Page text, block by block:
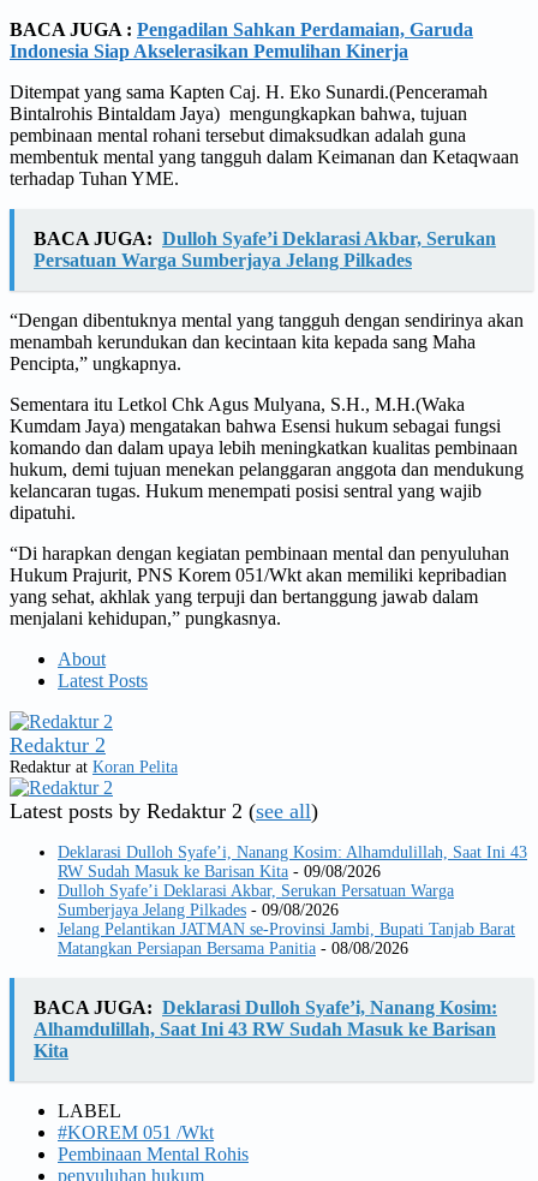
BACA JUGA : Pengadilan Sahkan Perdamaian, Garuda
Indonesia Siap Akselerasikan Pemulihan Kinerja
Ditempat yang sama Kapten Caj. H. Eko Sunardi.(Penceramah
Bintalrohis Bintaldam Jaya) mengungkapkan bahwa, tujuan
pembinaan mental rohani tersebut dimaksudkan adalah guna
membentuk mental yang tangguh dalam Keimanan dan Ketaqwaan
terhadap Tuhan YME.
BACA JUGA: Dulloh Syafe’i Deklarasi Akbar, Serukan
Persatuan Warga Sumberjaya Jelang Pilkades
“Dengan dibentuknya mental yang tangguh dengan sendirinya akan
menambah kerundukan dan kecintaan kita kepada sang Maha
Pencipta,” ungkapnya.
Sementara itu Letkol Chk Agus Mulyana, S.H., M.H.(Waka
Kumdam Jaya) mengatakan bahwa Esensi hukum sebagai fungsi
komando dan dalam upaya lebih meningkatkan kualitas pembinaan
hukum, demi tujuan menekan pelanggaran anggota dan mendukung
kelancaran tugas. Hukum menempati posisi sentral yang wajib
dipatuhi.
“Di harapkan dengan kegiatan pembinaan mental dan penyuluhan
Hukum Prajurit, PNS Korem 051/Wkt akan memiliki kepribadian
yang sehat, akhlak yang terpuji dan bertanggung jawab dalam
menjalani kehidupan,” pungkasnya.
About
Latest Posts
Redaktur 2
Redaktur at Koran Pelita
Latest posts by Redaktur 2 (see all)
Deklarasi Dulloh Syafe’i, Nanang Kosim: Alhamdulillah, Saat Ini 43
RW Sudah Masuk ke Barisan Kita - 09/08/2026
Dulloh Syafe’i Deklarasi Akbar, Serukan Persatuan Warga
Sumberjaya Jelang Pilkades - 09/08/2026
Jelang Pelantikan JATMAN se-Provinsi Jambi, Bupati Tanjab Barat
Matangkan Persiapan Bersama Panitia - 08/08/2026
BACA JUGA: Deklarasi Dulloh Syafe’i, Nanang Kosim:
Alhamdulillah, Saat Ini 43 RW Sudah Masuk ke Barisan
Kita
LABEL
#KOREM 051 /Wkt
Pembinaan Mental Rohis
penyuluhan hukum